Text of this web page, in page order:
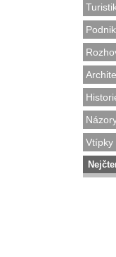
Vtípky